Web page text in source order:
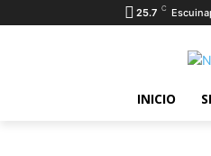
25.7 C
INICIO